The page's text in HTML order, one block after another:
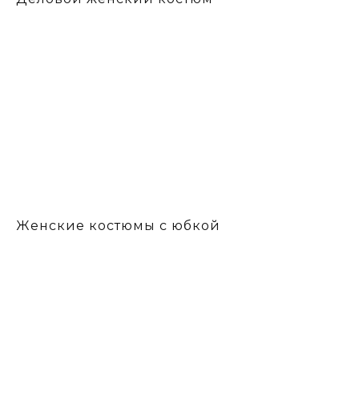
Женские костюмы с юбкой